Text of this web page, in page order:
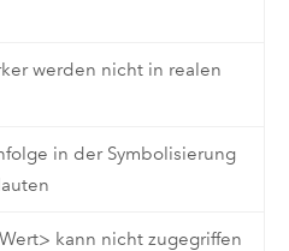
werden nicht in realen
in der Symbolisierung
kann nicht zugegriffen